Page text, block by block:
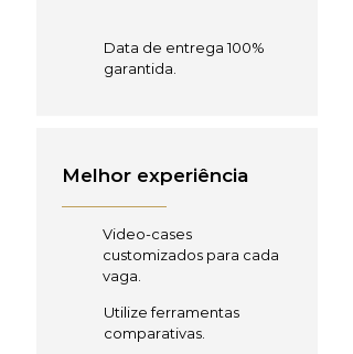
Data de entrega 100%
garantida.
Melhor experiência
Video-cases
customizados para cada
vaga.
Utilize ferramentas
comparativas.